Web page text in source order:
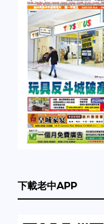
下載老中APP